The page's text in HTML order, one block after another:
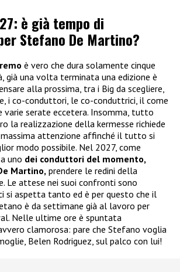
è già tempo di
Stefano De Martino?
è vero che dura solamente cinque
già una volta terminata una edizione è
alla prossima, tra i Big da scegliere,
i co-conduttori, le co-conduttrici, il come
varie serate eccetera. Insomma, tutto
la realizzazione della kermesse richiede
attenzione affinché il tutto si
modo possibile. Nel 2027, come
uno dei conduttori del momento,
Martino, prendere le redini della
Le attese nei suoi confronti sono
si aspetta tanto ed è per questo che il
è da settimane già al lavoro per
Nelle ultime ore è spuntata
clamorosa: pare che Stefano voglia
Belen Rodriguez, sul palco con lui!